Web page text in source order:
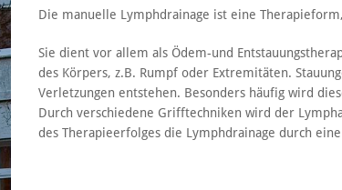
Die manuelle Lymphdrainage ist eine
Sie dient vor allem als Ödem-und
des Körpers, z.B. Rumpf oder Extremitäten.
Verletzungen entstehen. Besonders häufig wird
Durch verschiedene Grifftechniken wird der
des Therapieerfolges die Lymphdrainage durch